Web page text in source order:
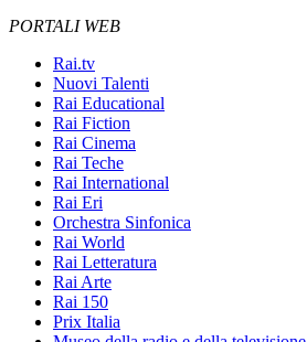
PORTALI WEB
Rai.tv
Nuovi Talenti
Rai Educational
Rai Fiction
Rai Cinema
Rai Teche
Rai International
Rai Eri
Orchestra Sinfonica
Rai World
Rai Letteratura
Rai Arte
Rai 150
Prix Italia